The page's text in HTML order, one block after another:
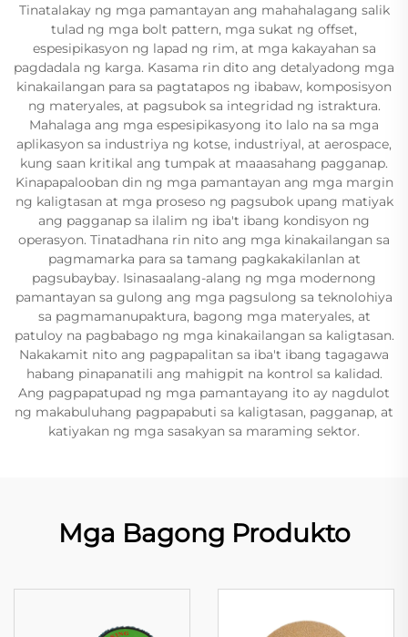
Tinatalakay ng mga pamantayan ang mahahalagang salik
tulad ng mga bolt pattern, mga sukat ng offset,
espesipikasyon ng lapad ng rim, at mga kakayahan sa
pagdadala ng karga. Kasama rin dito ang detalyadong mga
kinakailangan para sa pagtatapos ng ibabaw, komposisyon
ng materyales, at pagsubok sa integridad ng istraktura.
Mahalaga ang mga espesipikasyong ito lalo na sa mga
aplikasyon sa industriya ng kotse, industriyal, at aerospace,
kung saan kritikal ang tumpak at maaasahang pagganap.
Kinapapalooban din ng mga pamantayan ang mga margin
ng kaligtasan at mga proseso ng pagsubok upang matiyak
ang pagganap sa ilalim ng iba't ibang kondisyon ng
operasyon. Tinatadhana rin nito ang mga kinakailangan sa
pagmamarka para sa tamang pagkakakilanlan at
pagsubaybay. Isinasaalang-alang ng mga modernong
pamantayan sa gulong ang mga pagsulong sa teknolohiya
sa pagmamanupaktura, bagong mga materyales, at
patuloy na pagbabago ng mga kinakailangan sa kaligtasan.
Nakakamit nito ang pagpapalitan sa iba't ibang tagagawa
habang pinapanatili ang mahigpit na kontrol sa kalidad.
Ang pagpapatupad ng mga pamantayang ito ay nagdulot
ng makabuluhang pagpapabuti sa kaligtasan, pagganap, at
katiyakan ng mga sasakyan sa maraming sektor.
Mga Bagong Produkto